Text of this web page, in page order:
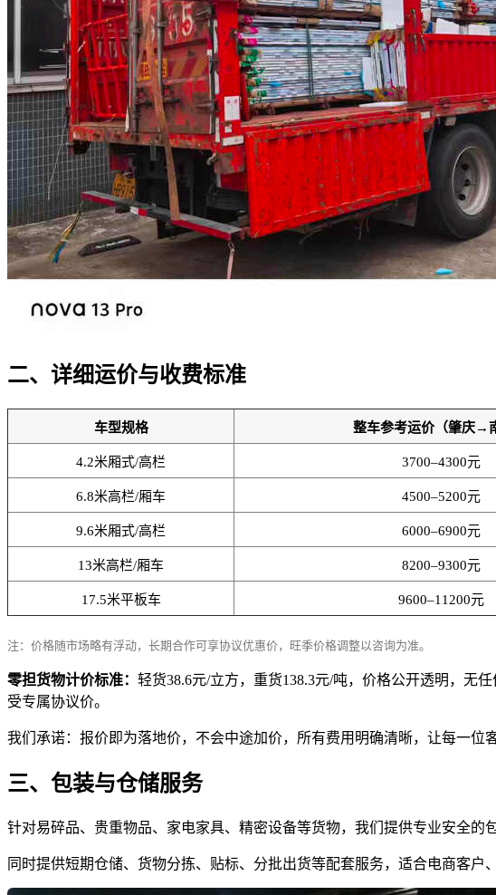
二、详细运价与收费标准
车型规格 整车参考运价（肇庆→
4.2米厢式/高栏 3700–4300元
6.8米高栏/厢车 4500–5200元
9.6米厢式/高栏 6000–6900元
13米高栏/厢车 8200–9300元
17.5米平板车 9600–11200元
注：价格随市场略有浮动，长期合作可享协议优惠价，旺季价格调整以咨询为准。
零担货物计价标准： 轻货38.6元/立方，重货138.3元/吨，价格公开透明，无
受专属协议价。
我们承诺：报价即为落地价，不会中途加价，所有费用明确清晰，让每一位
三、包装与仓储服务
针对易碎品、贵重物品、家电家具、精密设备等货物，我们提供专业安全的
同时提供短期仓储、货物分拣、贴标、分批出货等配套服务，适合电商客户